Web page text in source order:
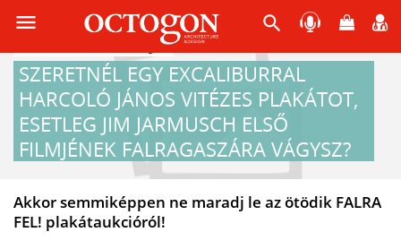
menu search
SZERETNÉL EGY EXCALIBURRAL
HARCOLÓ JÁNOS VITÉZES PLAKÁTOT,
ESETLEG JIM JARMUSCH ELSŐ
FILMJÉNEK FALRAGASZÁRA VÁGYSZ?
Akkor semmiképpen ne maradj le az ötödik FALRA
FEL! plakátaukcióról!